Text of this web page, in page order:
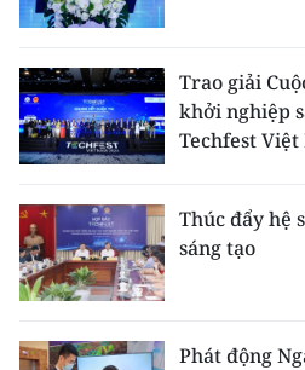
MÔI TRƯỜNG
BẠN ĐỌC
KIỂM CHỨNG THÔNG TIN
54 DÂN TỘC VIỆT NAM
CHƯƠNG TRÌNH OCOP - MỖI
MỘT SẢN PHẨM
Trao giải
khởi nghiệp
Techfest Việt
Thúc đẩy hệ
sáng tạo
Phát động